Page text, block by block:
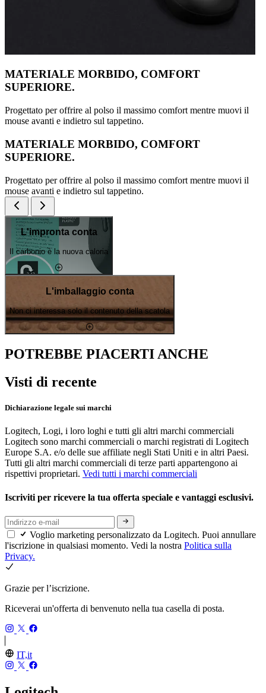
MATERIALE MORBIDO, COMFORT
SUPERIORE.
Progettato per offrire al polso il massimo comfort mentre muovi il
mouse avanti e indietro sul tappetino.
MATERIALE MORBIDO, COMFORT
SUPERIORE.
Progettato per offrire al polso il massimo comfort mentre muovi il
mouse avanti e indietro sul tappetino.
L'impronta conta
Il carbonio è la nuova caloria
L'imballaggio conta
Non ci interessa solo il contenuto della scatola
POTREBBE PIACERTI ANCHE
Visti di recente
Dichiarazione legale sui marchi
Logitech, Logi, i loro loghi e tutti gli altri marchi commerciali
Logitech sono marchi commerciali o marchi registrati di Logitech
Europe S.A. e/o delle sue affiliate negli Stati Uniti e in altri Paesi.
Tutti gli altri marchi commerciali di terze parti appartengono ai
rispettivi proprietari. Vedi tutti i marchi commerciali
Iscriviti per ricevere la tua offerta speciale e vantaggi esclusivi.
Voglio marketing personalizzato da Logitech. Puoi annullare
l'iscrizione in qualsiasi momento. Vedi la nostra Politica sulla
Privacy.
Grazie per l’iscrizione.
Riceverai un'offerta di benvenuto nella tua casella di posta.
IT,it